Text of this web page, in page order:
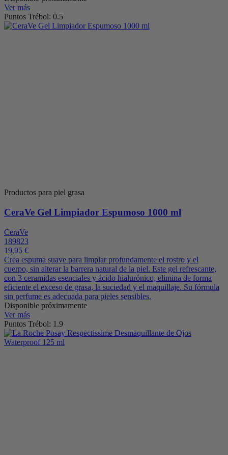
Ver más
Puntos Trébol: 0.5
Productos para piel grasa
CeraVe Gel Limpiador Espumoso 1000 ml
CeraVe
189823
19,95 €
Crea espuma suave para limpiar profundamente el rostro y el
cuerpo, sin alterar la barrera natural de la piel. Este gel refrescante,
con 3 ceramidas esenciales y ácido hialurónico, elimina de forma
eficiente el exceso de grasa, la suciedad y el maquillaje. Su fórmula
sin perfume es adecuada para pieles sensibles.
Disponible próximamente
Ver más
Puntos Trébol: 1.9